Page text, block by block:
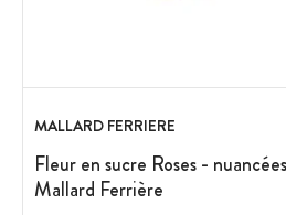
MALLARD FERRIERE
Fleur en sucre Roses -
Mallard Ferrière